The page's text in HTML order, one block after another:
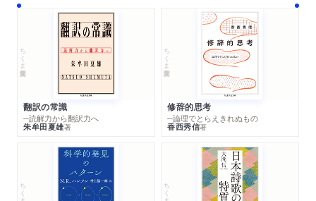
ちくま学芸文庫
翻訳の常識
─読解力から翻訳力へ
朱牟田夏雄著
ちくま学芸文庫
修辞的思考
─論理でとらえきれぬもの
香西秀信著
ちくま学芸文庫 ちくま学芸文庫